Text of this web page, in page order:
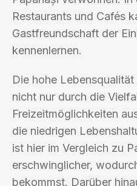
Restaurants und Cafés
Gastfreundschaft der
kennenlernen.
Die hohe
nicht nur durch die
Freizeitmöglichkeiten
die niedrigen
ist hier im Vergleich zu
erschwinglicher,
bekommst. Darüber